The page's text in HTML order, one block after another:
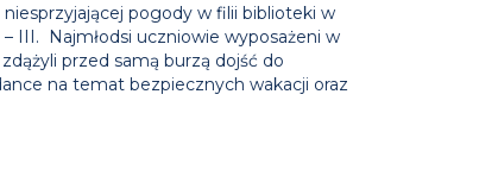
pogody w filii biblioteki w
III. Najmłodsi uczniowie wyposażeni w
przed samą burzą dojść do
na temat bezpiecznych wakacji oraz